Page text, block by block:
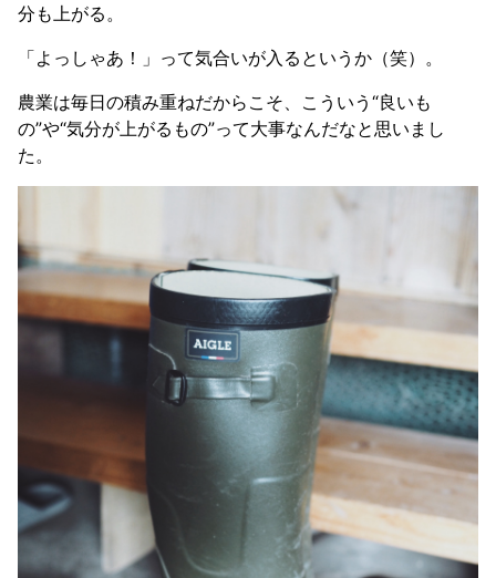
分も上がる。
「よっしゃあ！」って気合いが入るというか（笑）。
農業は毎日の積み重ねだからこそ、こういう“良いも
の”や“気分が上がるもの”って大事なんだなと思いまし
た。